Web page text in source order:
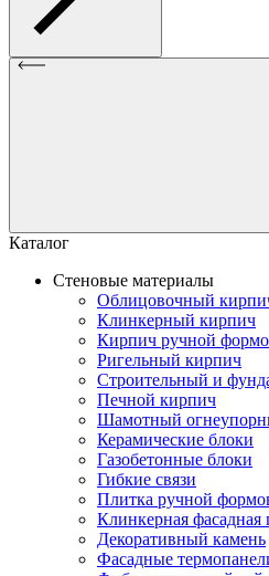
Каталог
Стеновые материалы
Облицовочный
Клинкерный кирпич
Кирпич ручной
Ригельный кирпич
Строительный и
Печной кирпич
Шамотный
Керамические блоки
Газобетонные блоки
Гибкие связи
Плитка ручной
Клинкерная фасадная
Декоративный камень
Фасадные